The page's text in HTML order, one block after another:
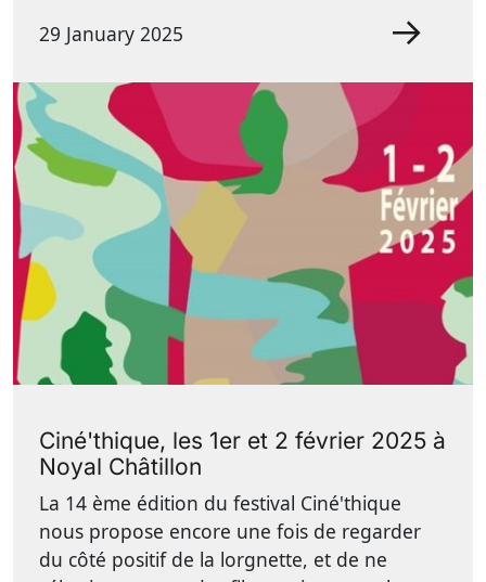
29 January 2025
Ciné'thique, les 1er et 2 février 2025 à
Noyal Châtillon
La 14 ème édition du festival Ciné'thique
nous propose encore une fois de regarder
du côté positif de la lorgnette, et de ne